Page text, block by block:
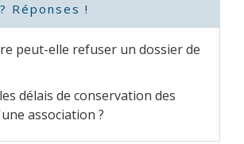
Réponses !
peut-elle refuser un dossier de
délais de conservation des
association ?